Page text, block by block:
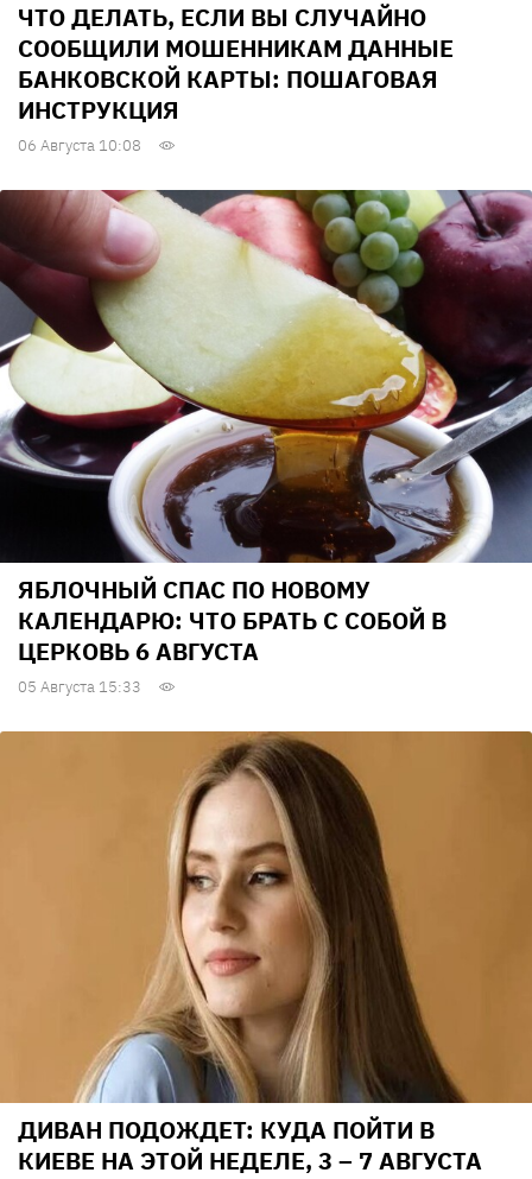
ЧТО ДЕЛАТЬ, ЕСЛИ ВЫ СЛУЧАЙНО
СООБЩИЛИ МОШЕННИКАМ ДАННЫЕ
БАНКОВСКОЙ КАРТЫ: ПОШАГОВАЯ
ИНСТРУКЦИЯ
06 Августа 10:08
ЯБЛОЧНЫЙ СПАС ПО НОВОМУ
КАЛЕНДАРЮ: ЧТО БРАТЬ С СОБОЙ В
ЦЕРКОВЬ 6 АВГУСТА
05 Августа 15:33
ДИВАН ПОДОЖДЕТ: КУДА ПОЙТИ В
КИЕВЕ НА ЭТОЙ НЕДЕЛЕ, 3 – 7 АВГУСТА